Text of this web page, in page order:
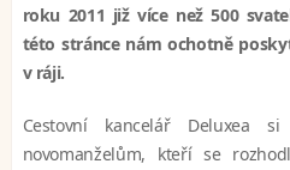
roku 2011 již více než 500
této stránce nám ochotně
v ráji.
Cestovní kancelář Deluxea
novomanželům, kteří se